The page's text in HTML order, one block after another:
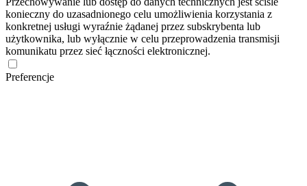
konieczny do uzasadnionego celu umożliwienia korzystania z
konkretnej usługi wyraźnie żądanej przez subskrybenta lub
użytkownika, lub wyłącznie w celu przeprowadzenia transmisji
komunikatu przez sieć łączności elektronicznej.
Preferencje